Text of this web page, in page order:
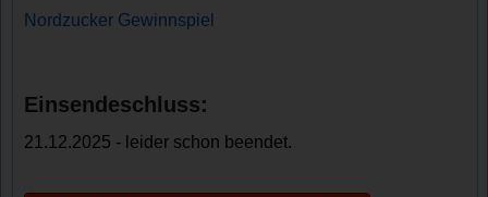
Nordzucker Gewinnspiel
Einsendeschluss:
21.12.2025 - leider schon beendet.